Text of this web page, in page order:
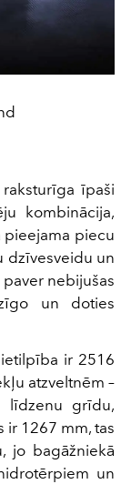
īpaši
kombinācija,
pieejama piecu
dzīvesveidu un
nebijušas
un doties
ir 2516
atzveltnēm –
līdzenu grīdu,
ir 1267 mm, tas
jo bagāžniekā
un